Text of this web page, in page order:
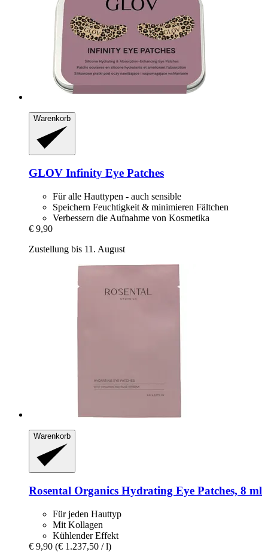
Warenkorb
GLOV Infinity Eye Patches
Für alle Hauttypen - auch sensible
Speichern Feuchtigkeit & minimieren Fältchen
Verbessern die Aufnahme von Kosmetika
€ 9,90
Zustellung bis 11. August
Warenkorb
Rosental Organics Hydrating Eye Patches, 8 ml
Für jeden Hauttyp
Mit Kollagen
Kühlender Effekt
€ 9,90 (€ 1.237,50 / l)